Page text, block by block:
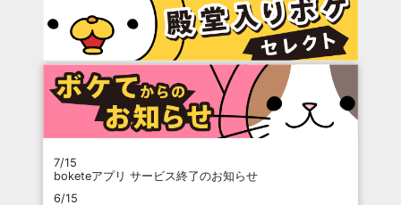
7/15
boketeアプリ サービス終了のお知らせ
6/15